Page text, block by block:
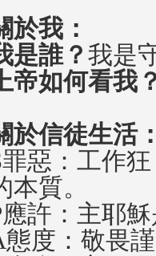
於我：
是誰？ 我是
帝如何看我
於信徒生活
罪惡：工作
本質。
應許：主耶
態度：敬畏